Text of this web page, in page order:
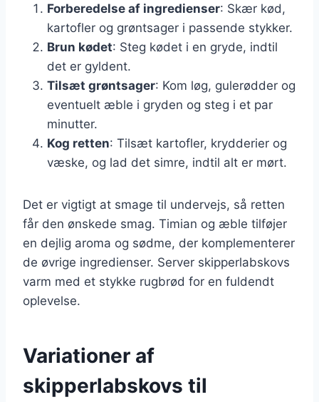
Forberedelse af ingredienser: Skær kød,
kartofler og grøntsager i passende stykker.
Brun kødet: Steg kødet i en gryde, indtil
det er gyldent.
Tilsæt grøntsager: Kom løg, gulerødder og
eventuelt æble i gryden og steg i et par
minutter.
Kog retten: Tilsæt kartofler, krydderier og
væske, og lad det simre, indtil alt er mørt.
Det er vigtigt at smage til undervejs, så retten
får den ønskede smag. Timian og æble tilføjer
en dejlig aroma og sødme, der komplementerer
de øvrige ingredienser. Server skipperlabskovs
varm med et stykke rugbrød for en fuldendt
oplevelse.
Variationer af
skipperlabskovs til